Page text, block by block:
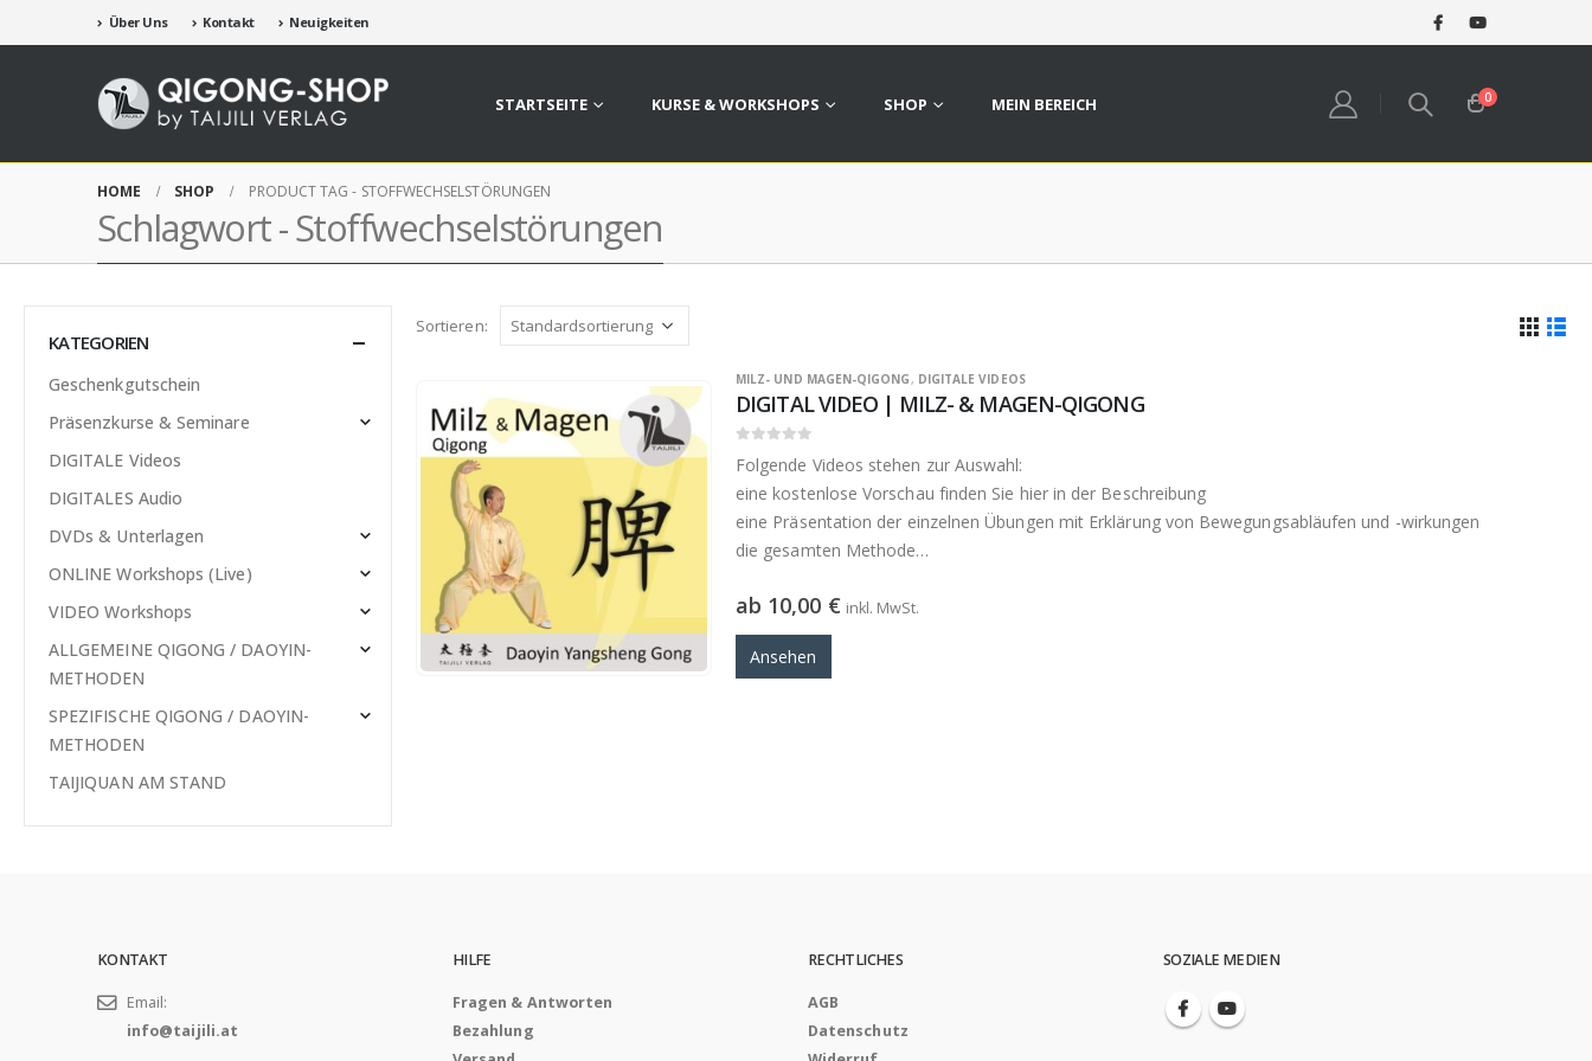
Über Uns Kontakt Neuigkeiten
STARTSEITE KURSE & WORKSHOPS SHOP MEIN BEREICH 0
HOME SHOP PRODUCT TAG - STOFFWECHSELSTÖRUNGEN
Schlagwort - Stoffwechselstörungen
Sortieren:
MILZ- UND MAGEN-QIGONG, DIGITALE VIDEOS
DIGITAL VIDEO | MILZ- & MAGEN-QIGONG
Folgende Videos stehen zur Auswahl:
eine kostenlose Vorschau finden Sie hier in der Beschreibung
eine Präsentation der einzelnen Übungen mit Erklärung von Bewegungsabläufen und -wirkungen
die gesamten Methode
ab 10,00 € inkl. MwSt.
Ansehen
KATEGORIEN
Geschenkgutschein
Präsenzkurse & Seminare
DIGITALE Videos
DIGITALES Audio
DVDs & Unterlagen
ONLINE Workshops (Live)
VIDEO Workshops
ALLGEMEINE QIGONG / DAOYIN-
METHODEN
SPEZIFISCHE QIGONG / DAOYIN-
METHODEN
TAIJIQUAN AM STAND
KONTAKT
Email:
info@taijili.at
HILFE
Fragen & Antworten
Bezahlung
RECHTLICHES
AGB
Datenschutz
SOZIALE MEDIEN